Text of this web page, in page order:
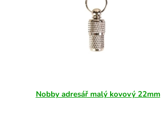
Nobby adresář malý kovový 22mm